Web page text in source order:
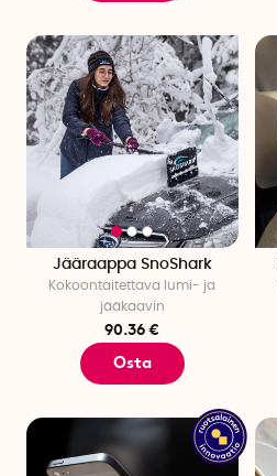
Jääraappa SnoShark
Kokoontaitettava lumi- ja
jääkaavin
90.36 €
Osta